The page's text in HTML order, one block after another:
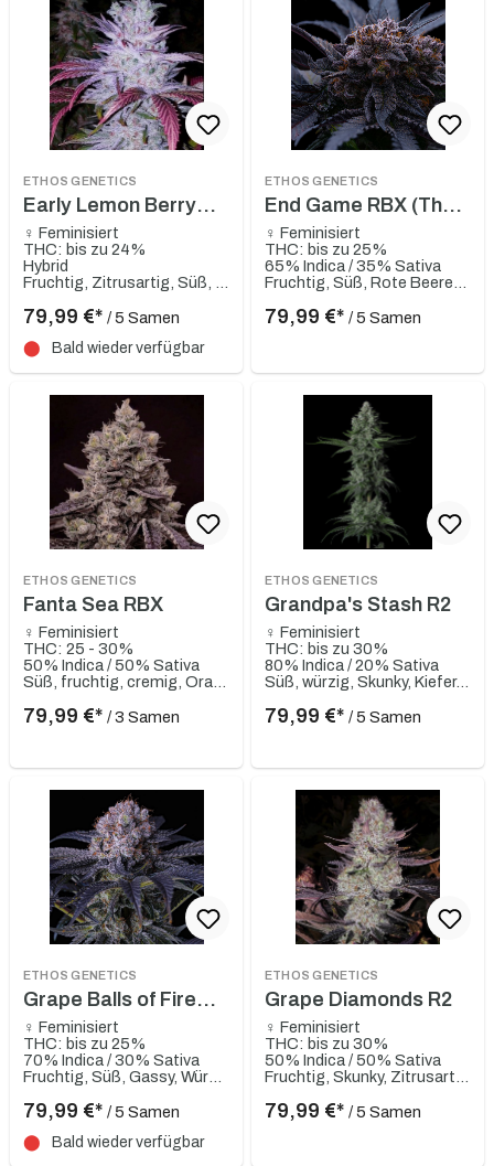
ETHOS GENETICS
Early Lemon Berry
RBX
♀ Feminisiert
THC: bis zu 24%
Hybrid
79,99 €* / 5 Samen
⬤ Bald wieder verfügbar
ETHOS GENETICS
End Game RBX (The
Punch Line)
♀ Feminisiert
THC: bis zu 25%
65% Indica / 35% Sativa
79,99 €* / 5 Samen
ETHOS GENETICS
Fanta Sea RBX
♀ Feminisiert
THC: 25 - 30%
50% Indica / 50% Sativa
79,99 €* / 3 Samen
ETHOS GENETICS
Grandpa's Stash R2
♀ Feminisiert
THC: bis zu 30%
80% Indica / 20% Sativa
Süß, würzig, Skunky, Kiefer, Erdig
79,99 €* / 5 Samen
ETHOS GENETICS
Grape Balls of Fire
RBX
♀ Feminisiert
THC: bis zu 25%
70% Indica / 30% Sativa
79,99 €* / 5 Samen
⬤ Bald wieder verfügbar
ETHOS GENETICS
Grape Diamonds R2
♀ Feminisiert
THC: bis zu 30%
50% Indica / 50% Sativa
79,99 €* / 5 Samen